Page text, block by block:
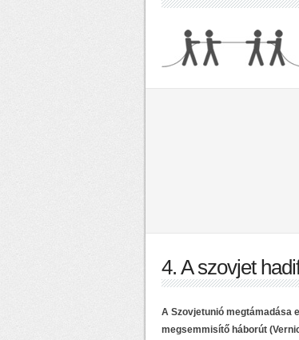
4. A szovjet
A Szovjetunió megtámadása
megsemmisítő háborút